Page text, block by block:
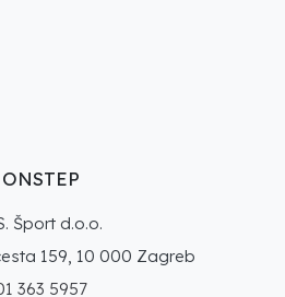
ONSTEP
Šport d.o.o.
159, 10 000 Zagreb
363 5957